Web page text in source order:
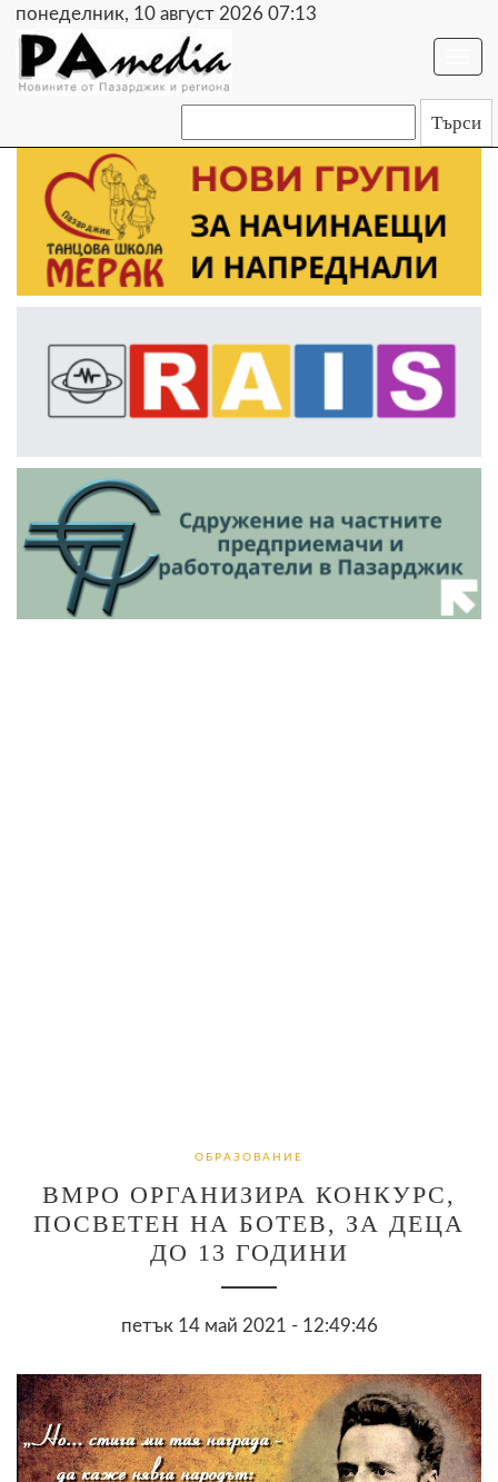
понеделник, 10 август 2026 07:13
ОБРАЗОВАНИЕ
ВМРО ОРГАНИЗИРА КОНКУРС,
ПОСВЕТЕН НА БОТЕВ, ЗА ДЕЦА
ДО 13 ГОДИНИ
петък 14 май 2021 - 12:49:46